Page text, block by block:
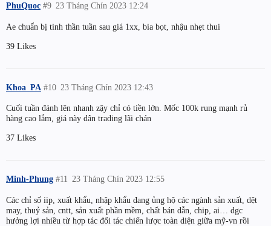
PhuQuoc 23 Tháng Chín 2023 12:24
#9
Ae chuẩn bị tinh thần tuần sau giá 1xx, bia bọt, nhậu nhẹt thui
39 Likes
Khoa_PA 23 Tháng Chín 2023 12:43
#10
Cuối tuần đánh lên nhanh zậy chỉ có tiền lớn. Mốc 100k rung mạnh rủ
hàng cao lắm, giá này dân trading lãi chán
37 Likes
Minh-Phung 23 Tháng Chín 2023 12:55
#11
Các chỉ số iip, xuất khẩu, nhập khẩu đang ủng hộ các ngành sản xuất, dệt
may, thuỷ sản, cntt, sản xuất phần mềm, chất bán dẫn, chip, ai… dgc
hưởng lợi nhiều từ hợp tác đối tác chiến lược toàn diện giữa mỹ-vn rồi